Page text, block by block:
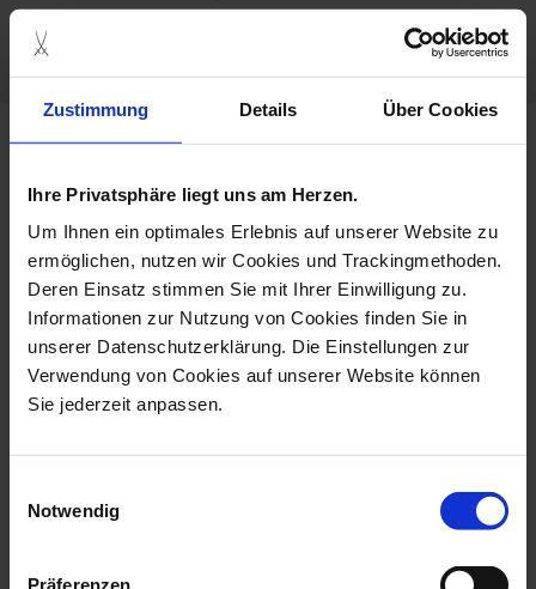
Zustimmung Details Über Cookies
Ihre Privatsphäre liegt uns am Herzen.
Um Ihnen ein optimales Erlebnis auf unserer Website zu
ermöglichen, nutzen wir Cookies und Trackingmethoden.
Deren Einsatz stimmen Sie mit Ihrer Einwilligung zu.
Informationen zur Nutzung von Cookies finden Sie in
unserer Datenschutzerklärung. Die Einstellungen zur
Verwendung von Cookies auf unserer Website können
Sie jederzeit anpassen.
Notwendig
Präferenzen
Pendant Zodiacs
Pendant Zodiacs Taurus,